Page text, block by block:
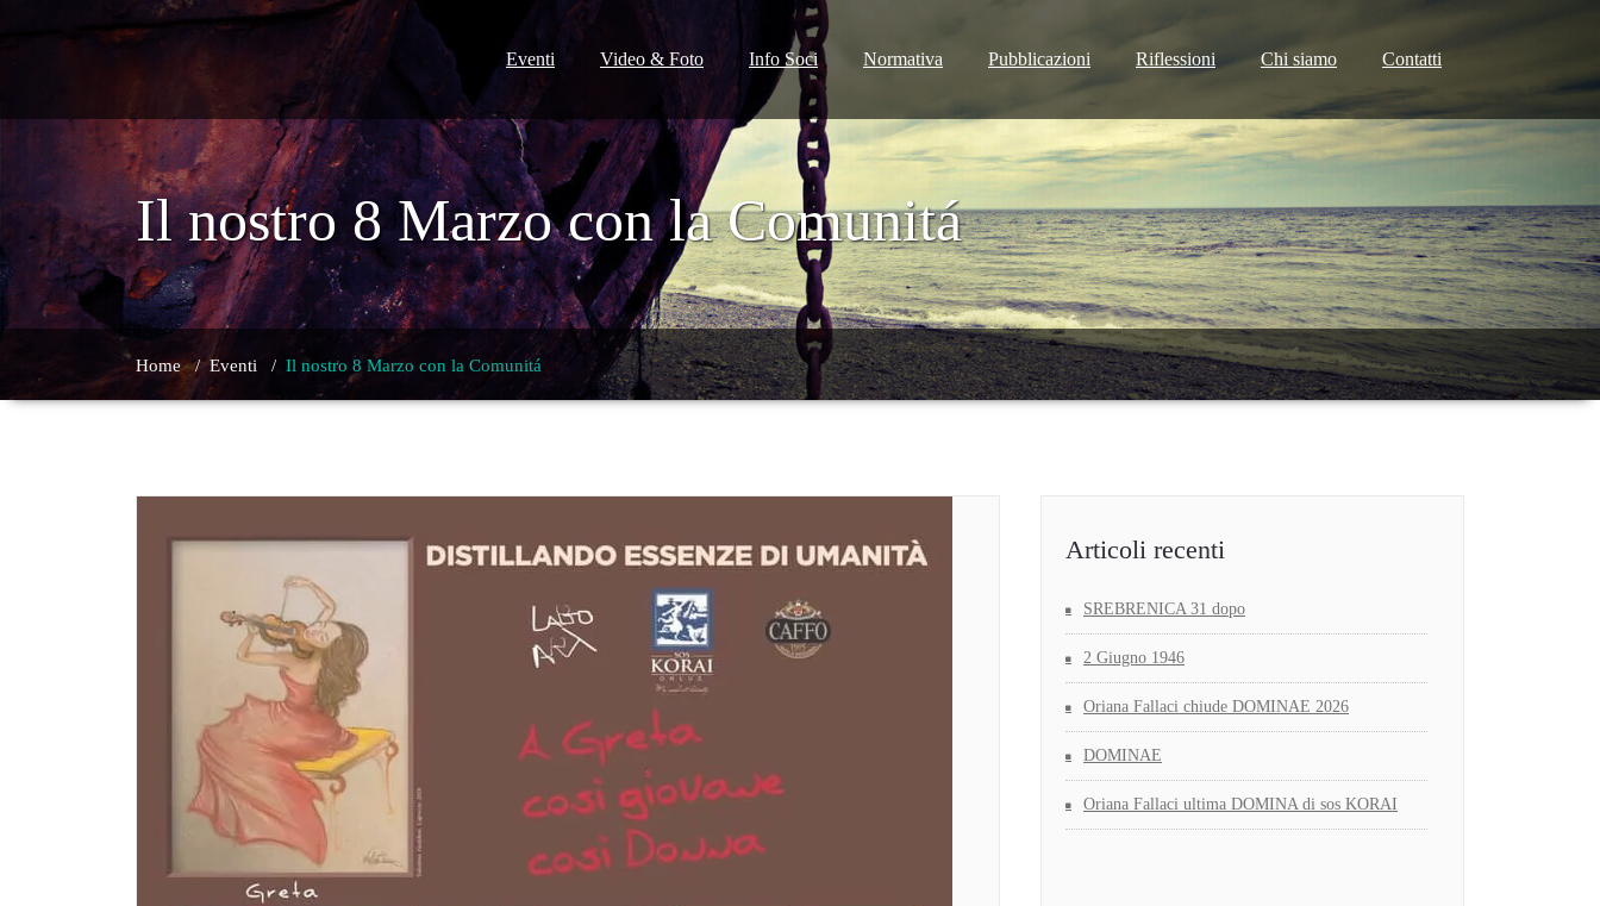
Eventi Video & Foto Info Soci Normativa Pubblicazioni Riflessioni Chi siamo Contatti
Il nostro 8 Marzo con la Comunitá
Home/Eventi / Il nostro 8 Marzo con la Comunitá
Articoli recenti
SREBRENICA 31 dopo
2 Giugno 1946
Oriana Fallaci chiude DOMINAE 2026
DOMINAE
Oriana Fallaci ultima DOMINA di sos KORAI